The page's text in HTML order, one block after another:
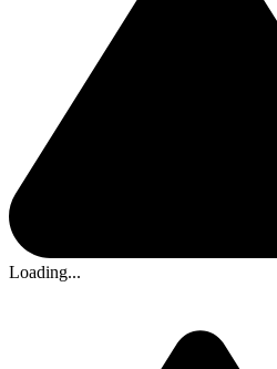
Loading...